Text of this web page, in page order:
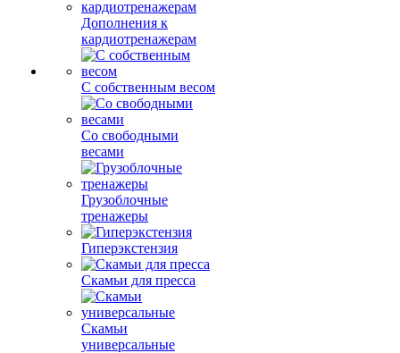
Дополнения к
кардиотренажерам
С собственным весом
Со свободными
весами
Грузоблочные
тренажеры
Гиперэкстензия
Скамьи для пресса
Скамьи
универсальные